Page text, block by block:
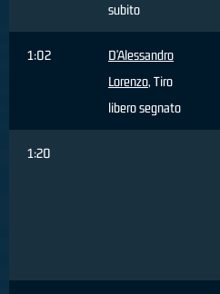
subito
1:02
D'Alessandro
Lorenzo, Tiro
libero segnato
1:20